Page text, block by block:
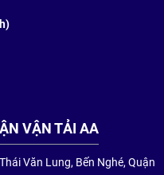
VẬN TẢI AA
Văn Lung, Bến Nghé, Quận